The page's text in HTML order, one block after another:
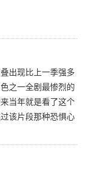
出现比上一季强多
之一全剧最惨烈的
当年就是看了这个
该片段那种恐惧心